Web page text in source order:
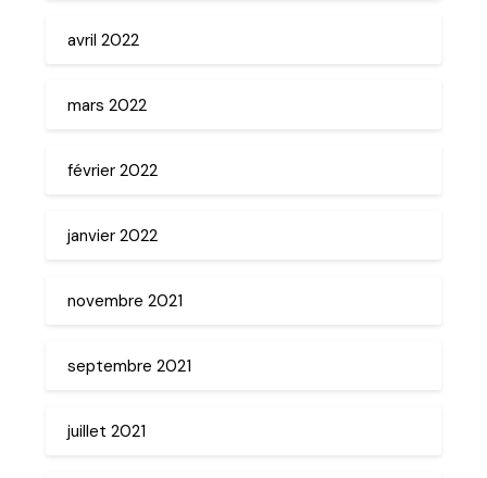
avril 2022
mars 2022
février 2022
janvier 2022
novembre 2021
septembre 2021
juillet 2021